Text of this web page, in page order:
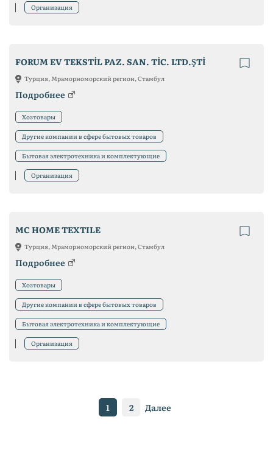
Организация
FORUM EV TEKSTİL PAZ. SAN. TİC. LTD.ŞTİ
Турция, Мраморноморский регион, Стамбул
Подробнее
Хозтовары
Другие компании в сфере бытовых товаров
Бытовая электротехника и комплектующие
Организация
MC HOME TEXTILE
Турция, Мраморноморский регион, Стамбул
Подробнее
Хозтовары
Другие компании в сфере бытовых товаров
Бытовая электротехника и комплектующие
Организация
1 2 Далее